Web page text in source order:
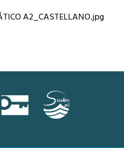
A2_CASTELLANO.jpg